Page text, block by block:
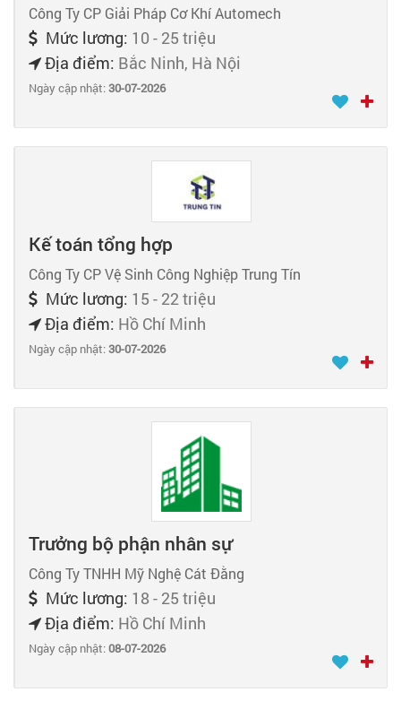
Công Ty CP Giải Pháp Cơ Khí Automech
Mức lương: 10 - 25 triệu
Địa điểm: Bắc Ninh, Hà Nội
Ngày cập nhật:30-07-2026
Kế toán tổng hợp
Công Ty CP Vệ Sinh Công Nghiệp Trung Tín
Mức lương: 15 - 22 triệu
Địa điểm: Hồ Chí Minh
Ngày cập nhật:30-07-2026
Trưởng bộ phận nhân sự
Công Ty TNHH Mỹ Nghệ Cát Đằng
Mức lương: 18 - 25 triệu
Địa điểm: Hồ Chí Minh
Ngày cập nhật:08-07-2026